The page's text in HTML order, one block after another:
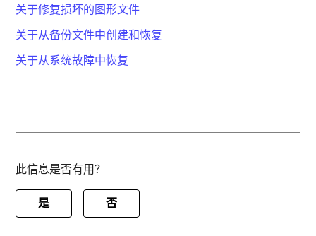
关于修复损坏的图形文件
关于从备份文件中创建和恢复
关于从系统故障中恢复
此信息是否有用？
是 否